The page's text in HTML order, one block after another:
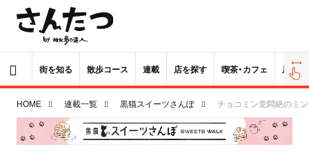
街を知る 散歩コース 連載 店を探す 喫茶・カフェ 居酒屋
HOME 連載一覧 黒猫スイーツさんぽ チョコミン党悶絶のミ